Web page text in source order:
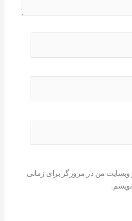
و وبسایت من در مرورگر برای زمانی